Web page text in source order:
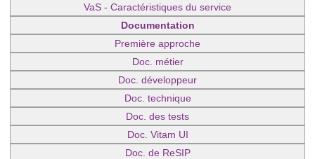
VaS - Caractéristiques du service
Documentation
Première approche
Doc. métier
Doc. développeur
Doc. technique
Doc. des tests
Doc. Vitam UI
Doc. de ReSIP